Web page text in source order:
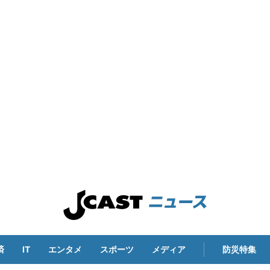
IT エンタメ スポーツ メディア 防災特集